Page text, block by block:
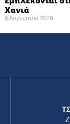
Χανιά
6 Αυγούστου 2026